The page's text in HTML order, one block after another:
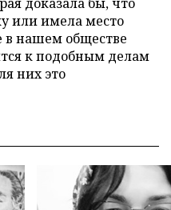
или имела место
в нашем обществе
к подобным делам
них это